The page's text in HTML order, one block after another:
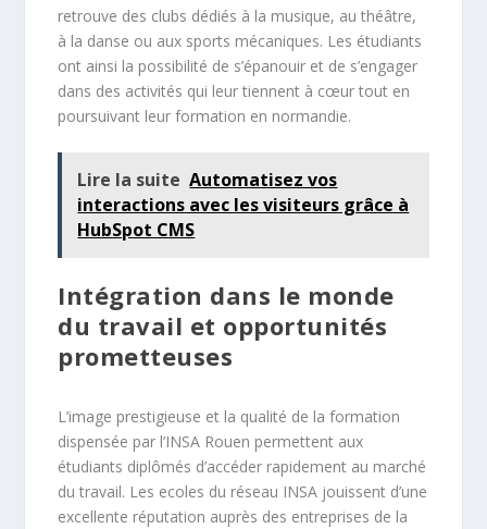
retrouve des clubs dédiés à la musique, au théâtre,
à la danse ou aux sports mécaniques. Les étudiants
ont ainsi la possibilité de s’épanouir et de s’engager
dans des activités qui leur tiennent à cœur tout en
poursuivant leur formation en normandie.
Lire la suite Automatisez vos
interactions avec les visiteurs grâce à
HubSpot CMS
Intégration dans le monde
du travail et opportunités
prometteuses
L’image prestigieuse et la qualité de la formation
dispensée par l’INSA Rouen permettent aux
étudiants diplômés d’accéder rapidement au marché
du travail. Les ecoles du réseau INSA jouissent d’une
excellente réputation auprès des entreprises de la